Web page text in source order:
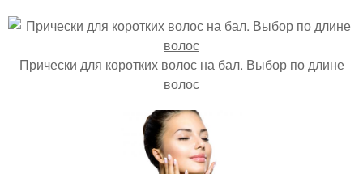
Прически для коротких волос на бал. Выбор по длине
волос